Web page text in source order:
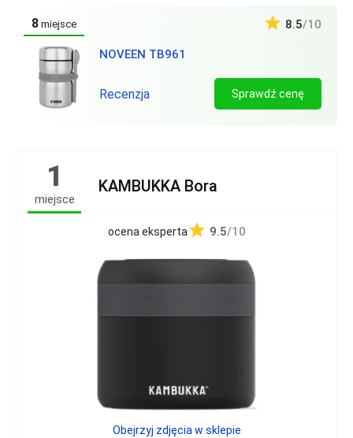
8 miejsce
NOVEEN TB961
8.5/10
Recenzja Sprawdź cenę
1
miejsce
KAMBUKKA Bora
ocena eksperta 9.5/10
Obejrzyj zdjęcia w sklepie